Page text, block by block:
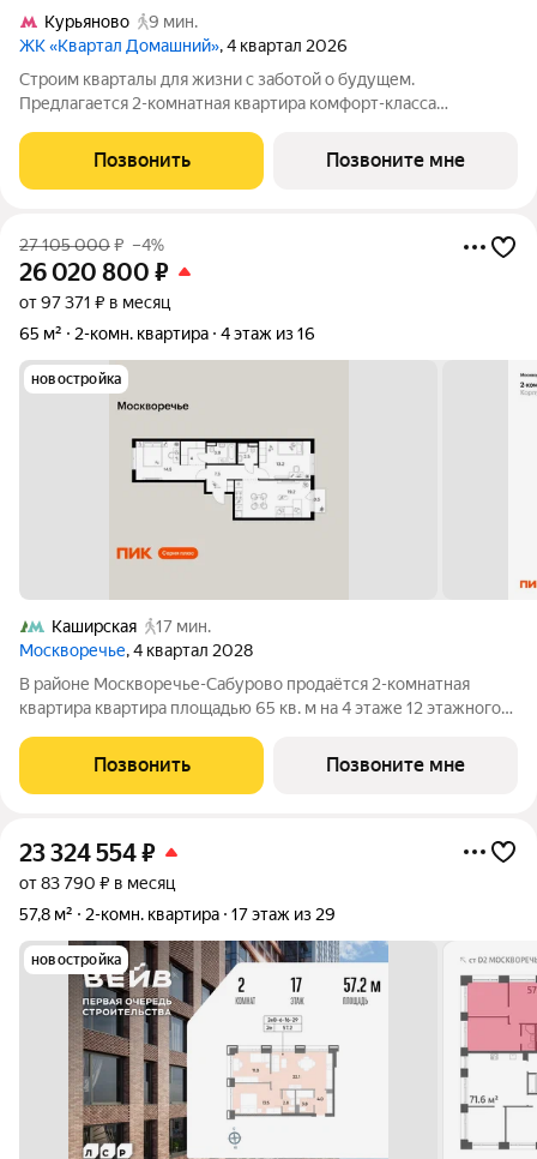
Курьяново
9 мин.
ЖК «Квартал Домашний», 4 квартал 2026
Строим кварталы для жизни с заботой о будущем.
Предлагается 2-комнатная квартира комфорт-класса
этаже, в жилом комплексе "Квартал Домашний".Застройщик
сдает квартиры с отделкой в нескольких
Позвонить Позвоните мне
27 105 000₽ –4%
26 020 800 ₽
от 97 371 ₽ в месяц
65 м²
2-комн. квартира 4 этаж из 16
новостройка
Каширская
17 мин.
Москворечье, 4 квартал 2028
В районе Москворечье-Сабурово продаётся 2-комнатная
квартира квартира площадью 65 кв. м на 4 этаже 12 этажного
расположение 18 минут пешком до станции метро
«Каширская» и 19 минут до метро
Позвонить Позвоните мне
23 324 554₽
от 83 790 ₽ в месяц
57,8 м²
2-комн. квартира 17 этаж из 29
новостройка